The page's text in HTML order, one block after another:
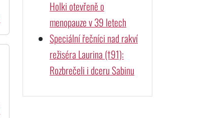
Holki otevřeně o
menopauze v 39 letech
Speciální řečníci nad rakví
režiséra Laurina (†91):
Rozbrečeli i dceru Sabinu